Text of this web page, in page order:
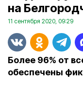
на
11 сентября 2020, 09:29
Более 96% от
обеспечены